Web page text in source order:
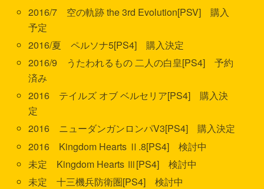
2016/7 空の軌跡 the 3rd Evolution[PSV] 購入
予定
2016/夏 ペルソナ5[PS4] 購入決定
2016/9 うたわれるもの 二人の白皇[PS4] 予約
済み
2016 テイルズ オブ ベルセリア[PS4] 購入決
定
2016 ニューダンガンロンパV3[PS4] 購入決定
2016 Kingdom Hearts Ⅱ.8[PS4] 検討中
未定 Kingdom Hearts Ⅲ[PS4] 検討中
未定 十三機兵防衛圏[PS4] 検討中